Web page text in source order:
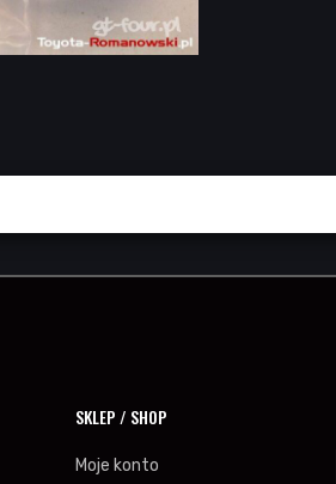
SKLEP / SHOP
Moje konto